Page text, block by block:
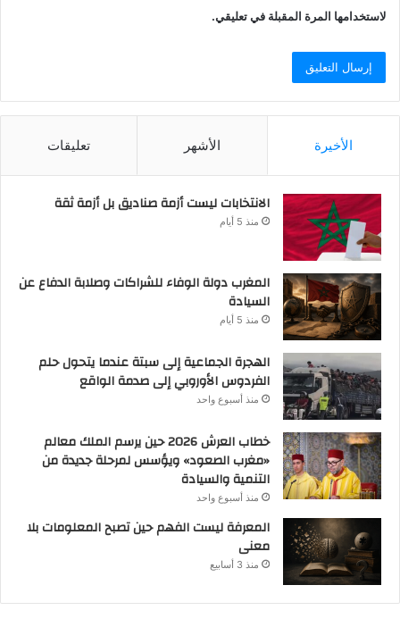
لاستخدامها المرة المقبلة في تعليقي.
الأخيرة الأشهر تعليقات
الانتخابات ليست أزمة صناديق بل أزمة ثقة
منذ 5 أيام
المغرب دولة الوفاء للشراكات وصلابة الدفاع عن
السيادة
منذ 5 أيام
الهجرة الجماعية إلى سبتة عندما يتحول حلم
الفردوس الأوروبي إلى صدمة الواقع
منذ أسبوع واحد
خطاب العرش 2026 حين يرسم الملك معالم
«مغرب الصعود» ويؤسس لمرحلة جديدة من
التنمية والسيادة
منذ أسبوع واحد
المعرفة ليست الفهم حين تصبح المعلومات بلا
معنى
منذ 3 أسابيع